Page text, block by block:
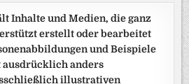
Inhalte und Medien, die ganz
erstellt oder bearbeitet
und Beispiele
ausdrücklich anders
illustrativen